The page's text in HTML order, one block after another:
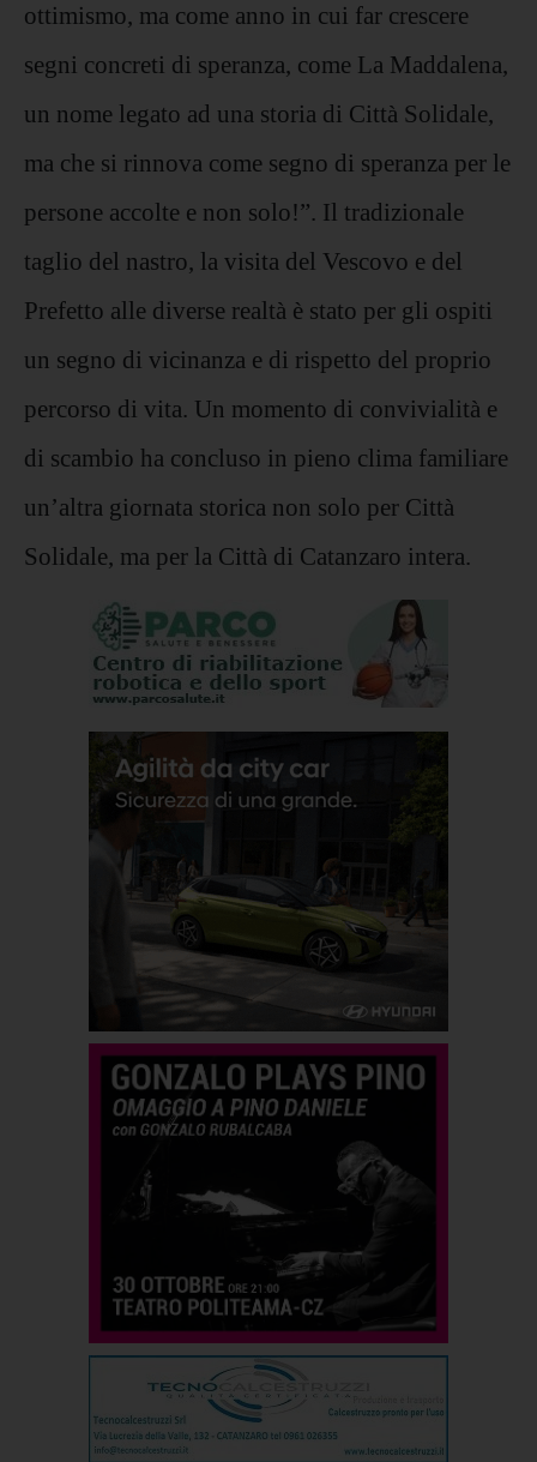
ottimismo, ma come anno in cui far crescere
segni concreti di speranza, come La Maddalena,
un nome legato ad una storia di Città Solidale,
ma che si rinnova come segno di speranza per le
persone accolte e non solo!”. Il tradizionale
taglio del nastro, la visita del Vescovo e del
Prefetto alle diverse realtà è stato per gli ospiti
un segno di vicinanza e di rispetto del proprio
percorso di vita. Un momento di convivialità e
di scambio ha concluso in pieno clima familiare
un’altra giornata storica non solo per Città
Solidale, ma per la Città di Catanzaro intera.